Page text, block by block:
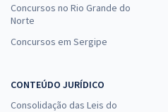
Concursos no Rio Grande do
Norte
Concursos em Sergipe
CONTEÚDO JURÍDICO
Consolidação das Leis do